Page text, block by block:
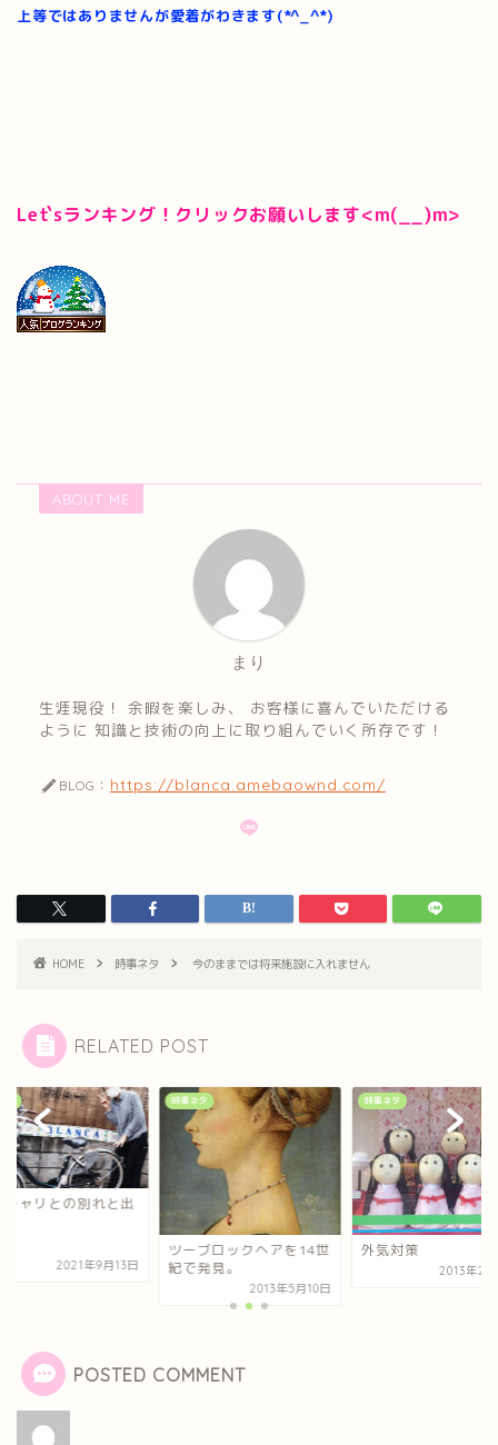
上等ではありませんが愛着がわきます(*^_^*)
Let`sランキング！クリックお願いします<m(__)m>
ABOUT ME
まり
生涯現役！ 余暇を楽しみ、 お客様に喜んでいただける
ように 知識と技術の向上に取り組んでいく所存です！
BLOG： https://blanca.amebaownd.com/
HOME 時事ネタ 今のままでは将来施設に入れません
RELATED POST
チャリとの別れと出
2021年9月13日
時事ネタ
ツーブロックヘアを14世
紀で発見。
2013年5月10日
時事ネタ
外気対策
2013年2
POSTED COMMENT